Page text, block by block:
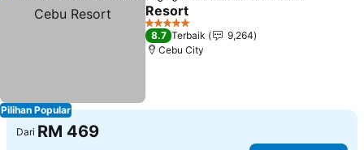
Pilihan Popular
Resort
Lihat harga
5 Bintang
8.7 Terbaik
9,264
Cebu City
Dari RM 469